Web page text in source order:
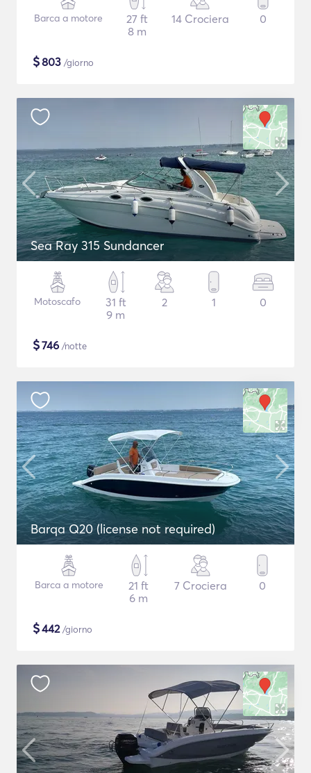
Barca a motore
27 ft
8 m
14 Crociera 0
$803 /giorno
Sea Ray 315 Sundancer
Motoscafo
31 ft
9 m
2 1 0
$746 /notte
Barqa Q20 (license not required)
Barca a motore
21 ft
6 m
7 Crociera 0
$442/giorno